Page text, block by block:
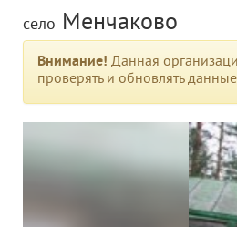
село Менчаково
Внимание! Данная
проверять и обновлять